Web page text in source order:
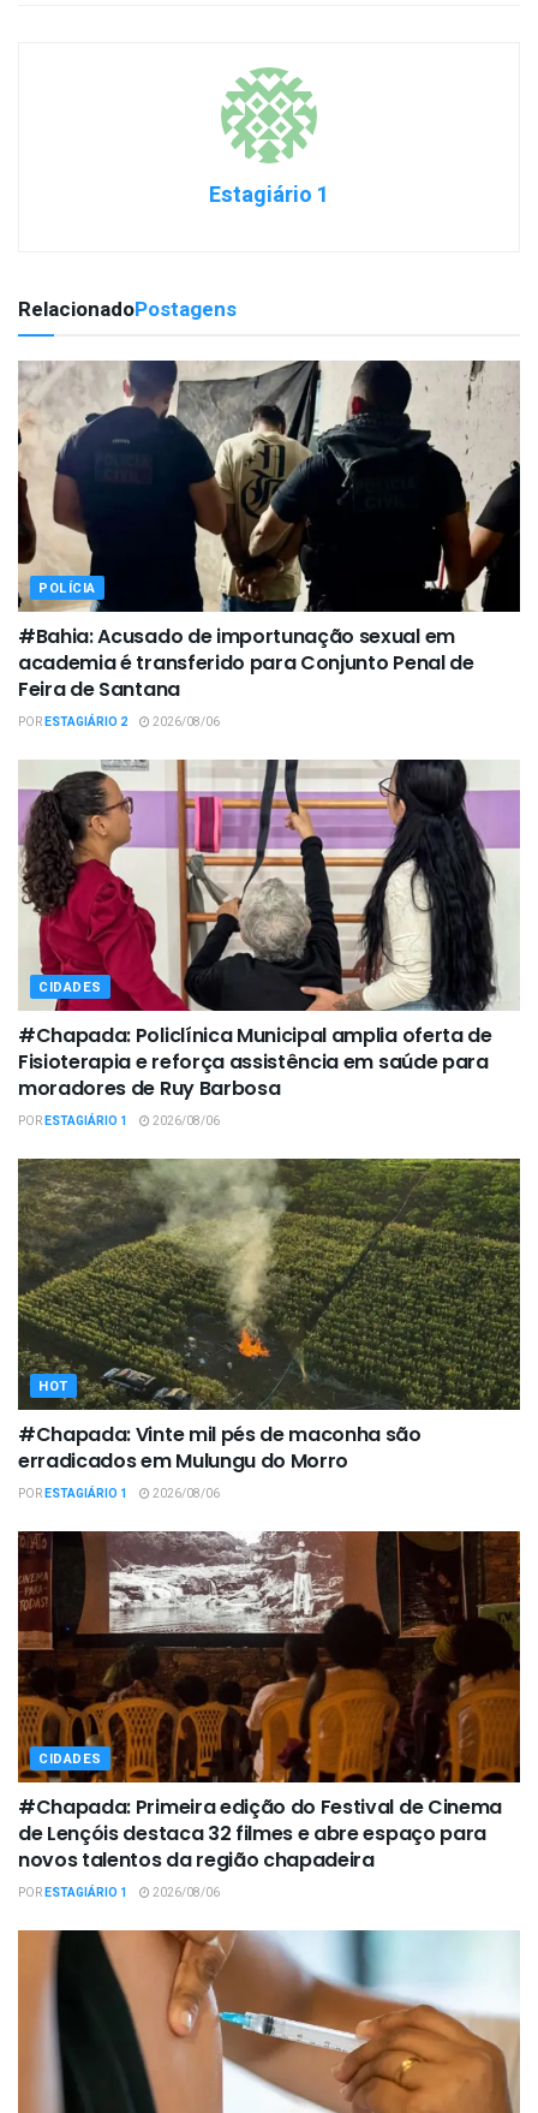
Estagiário 1
RelacionadoPostagens
POLÍCIA
#Bahia: Acusado de importunação sexual em
academia é transferido para Conjunto Penal de
Feira de Santana
PORESTAGIÁRIO 2 2026/08/06
CIDADES
#Chapada: Policlínica Municipal amplia oferta de
Fisioterapia e reforça assistência em saúde para
moradores de Ruy Barbosa
PORESTAGIÁRIO 1 2026/08/06
HOT
#Chapada: Vinte mil pés de maconha são
erradicados em Mulungu do Morro
PORESTAGIÁRIO 1 2026/08/06
CIDADES
#Chapada: Primeira edição do Festival de Cinema
de Lençóis destaca 32 filmes e abre espaço para
novos talentos da região chapadeira
PORESTAGIÁRIO 1 2026/08/06